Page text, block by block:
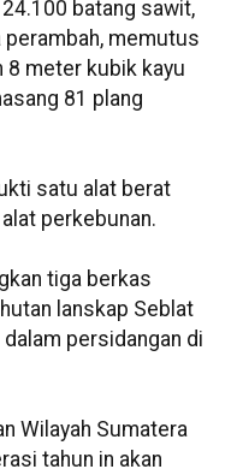
batang sawit,
memutus
8 meter kubik kayu
81 plang
satu alat berat
perkebunan.
tiga berkas
lanskap Seblat
persidangan di
Wilayah Sumatera
tahun in akan